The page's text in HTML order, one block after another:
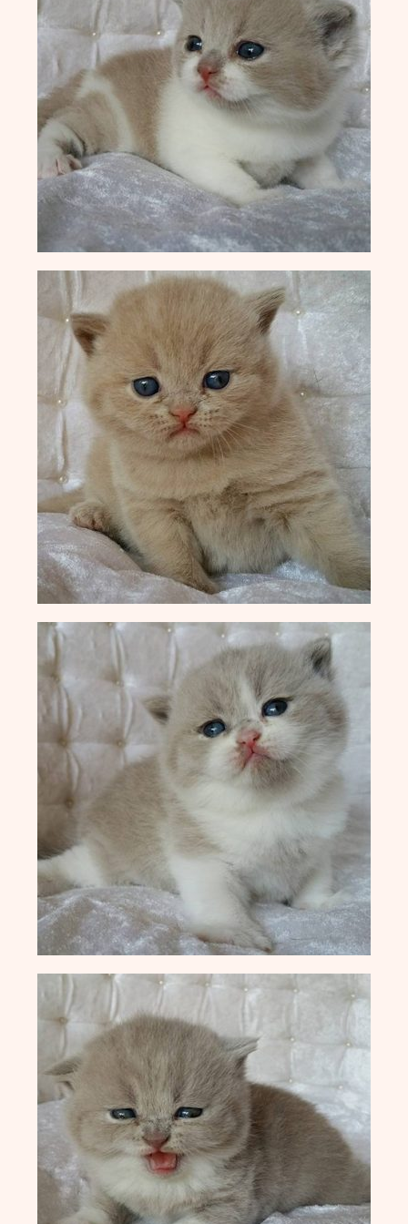
Europa Champion Monchichi von den
LechSamtpfötchen
Worldchampion Gippy Air Force Cat
*CZ
Kater
Gr. Int. Champion R2D2 von den
LechSamtpfötchen
Worldchampion Littlefoot von den
LechSamtpfötchen
Kitten
Verpaarungspläne
Z-Wurf vom 14.03.2026
Y-Wurf vom 21.02.2026
X-Wurf vom 27.04.2025
W-Wurf vom 24.04.2025
V-Wurf vom 20.04.2025
U-Wurf vom 13.04.2025
T-Wurf vom 30.09.2024
S-Wurf vom 19.07.2024
R-Wurf vom 14.05.2024
Q-Wurf vom 06.04.2024
P-Wurf vom 17.08.2023
O-Wurf vom 23.05.2023
N-Wurf vom 03.05.2023
M-Wurf vom 12.04.2022
L-Wurf vom 19.07.2021
K-Wurf vom 21.06.2021
J-Wurf vom 02.02.2021
I-Wurf vom 29.11.2020
H-Wurf vom 18.04.2020
G-Wurf vom 02.01.2020
F-Wurf vom 23.09.2019
E-Wurf vom 29.11.2018
D-Wurf vom 11.04.2018